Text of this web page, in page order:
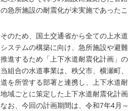
の急所施設の耐震化が未実施であった
そのため、国土交通省から全ての上水
システムの構築に向け、急所施設や避
推進するため「上下水道耐震化計画」
当組合の水道事業は、秩父市、横瀬町
道を所管する部署と連携し、上下水道
地域ごとに策定した上下水道耐震化計
なお、今回の計画期間は、令和7年4月